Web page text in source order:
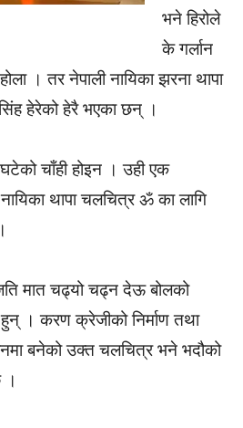
भने हिरोले
के गर्लान
। तर नेपाली नायिका झरना थापा
हेरेको हेरै भएका छन् ।
चाँही होइन । उही एक
थापा चलचित्र ॐ का लागि
मात चढ्यो चढ्न देऊ बोलको
हुन् । करण क्रेजीको निर्माण तथा
बनेको उक्त चलचित्र भने भदौको
।